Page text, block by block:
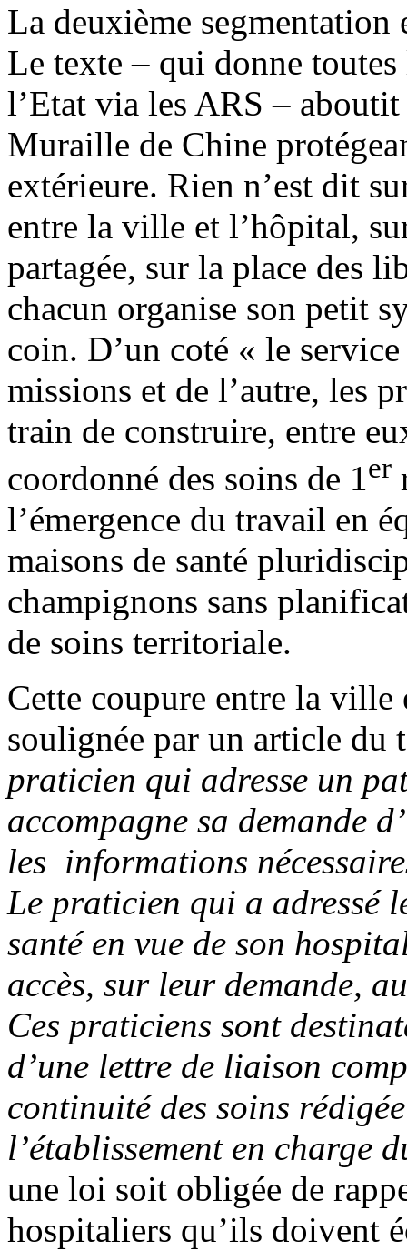
La deuxième
Le texte – qui donne toutes
l’Etat via les ARS –
Muraille de Chine
extérieure. Rien n’est dit
entre la ville et l’hôpital,
partagée, sur la place des
chacun organise son petit
coin. D’un coté « le
missions et de l’autre, les
train de construire, entre
coordonné des soins de 1er
l’émergence du travail en
maisons de santé
champignons sans
de soins territoriale.
Cette coupure entre la ville
soulignée par un article
praticien qui adresse un
accompagne sa demande
les informations
Le praticien qui a adressé
santé en vue de son
accès, sur leur demande,
Ces praticiens sont
d’une lettre de liaison
continuité des soins
l’établissement en charge
une loi soit obligée de
hospitaliers qu’ils doivent